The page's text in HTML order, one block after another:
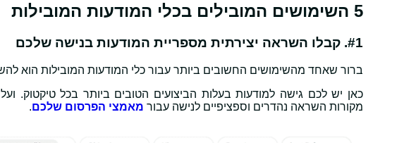
5 השימושים המובילים בכלי המודעות המובילות
#1. קבלו השראה יצירתית מספריית המודעות בנישה שלכם
ברור שאחד מהשימושים החשובים ביותר עבור כלי המודעות המובילות הוא
כאן יש לכם גישה למודעות בעלות הביצועים הטובים ביותר בכל טיקטוק.
מקורות השראה נהדרים וספציפיים לנישה עבור מאמצי הפרסום שלכם.